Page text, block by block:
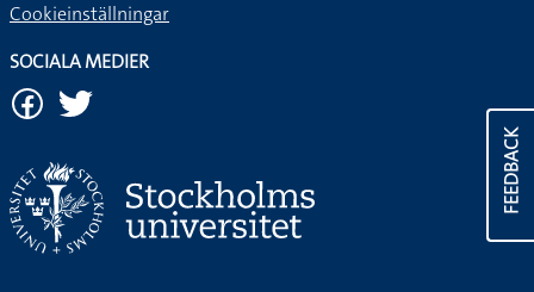
FEEDBACK
Cookieinställningar
SOCIALA MEDIER